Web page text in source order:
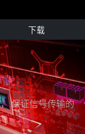
下载
保证信号传输的